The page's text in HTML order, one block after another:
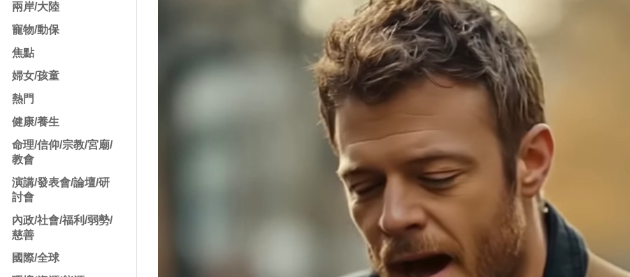
兩岸/大陸
寵物/動保
焦點
婦女/孩童
熱門
健康/養生
命理/信仰/宗教/宮廟/
教會
演講/發表會/論壇/研
討會
內政/社會/福利/弱勢/
慈善
國際/全球